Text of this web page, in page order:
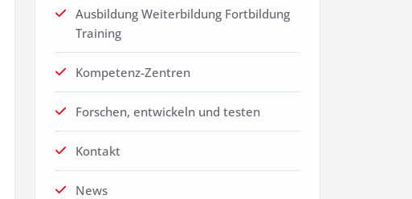
Ausbildung Weiterbildung Fortbildung
Training
Kompetenz-Zentren
Forschen, entwickeln und testen
Kontakt
News